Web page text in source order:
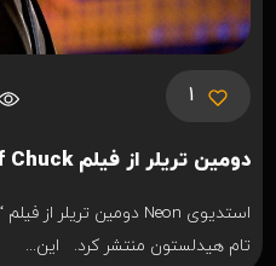
1
تام هیدلستون منتشر کرد. این...